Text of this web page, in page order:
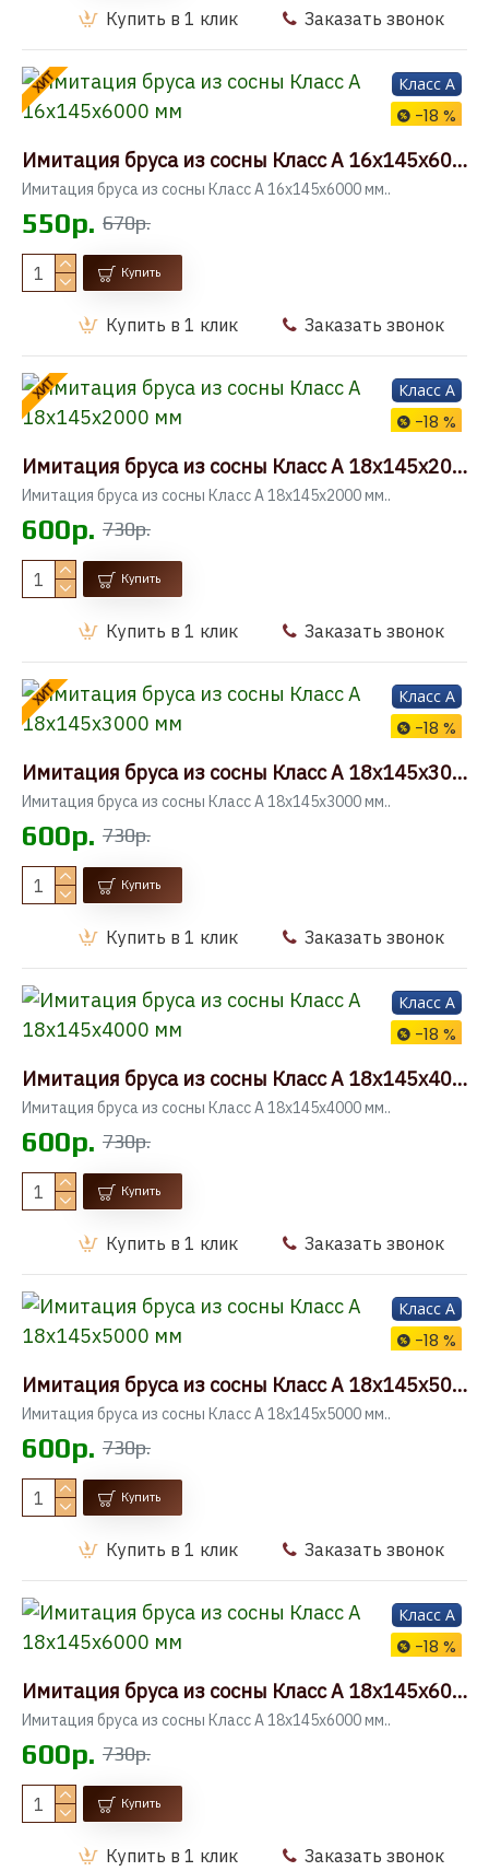
Купить в 1 клик Заказать звонок
Класс A
ХИТ
-18 %
Имитация бруса из сосны Класс А 16x145x6000 мм
Имитация бруса из сосны Класс А 16x145x6000 мм..
550р. 670р.
Купить
Купить в 1 клик Заказать звонок
Класс A
ХИТ
-18 %
Имитация бруса из сосны Класс А 18x145x2000 мм
Имитация бруса из сосны Класс А 18x145x2000 мм..
600р. 730р.
Купить
Купить в 1 клик Заказать звонок
Класс A
ХИТ
-18 %
Имитация бруса из сосны Класс А 18x145x3000 мм
Имитация бруса из сосны Класс А 18x145x3000 мм..
600р. 730р.
Купить
Купить в 1 клик Заказать звонок
Класс A
-18 %
Имитация бруса из сосны Класс А 18x145x4000 мм
Имитация бруса из сосны Класс А 18x145x4000 мм..
600р. 730р.
Купить
Купить в 1 клик Заказать звонок
Класс A
-18 %
Имитация бруса из сосны Класс А 18x145x5000 мм
Имитация бруса из сосны Класс А 18x145x5000 мм..
600р. 730р.
Купить
Купить в 1 клик Заказать звонок
Класс A
-18 %
Имитация бруса из сосны Класс А 18x145x6000 мм
Имитация бруса из сосны Класс А 18x145x6000 мм..
600р. 730р.
Купить
Купить в 1 клик Заказать звонок